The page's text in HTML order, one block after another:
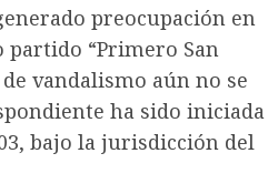
preocupación en
“Primero San
vandalismo aún no se
ha sido iniciada
bajo la jurisdicción del